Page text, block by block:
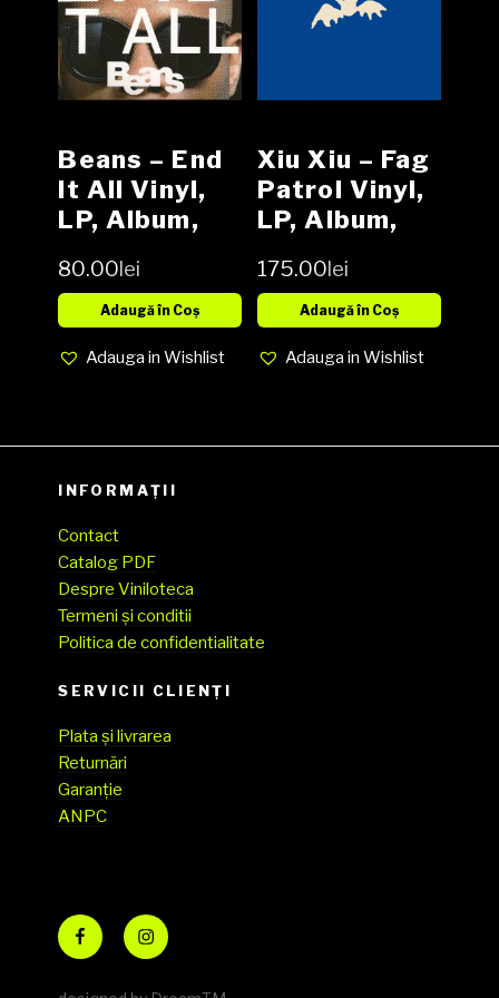
Beans – End
It All Vinyl,
LP, Album,
Edition
media NM
80.00lei
Adaugă în Coș
Adauga in Wishlist
Xiu Xiu – Fag
Patrol Vinyl,
LP, Album,
175.00lei
Adaugă în Coș
Adauga in Wishlist
INFORMAȚII
Contact
Catalog PDF
Despre Viniloteca
Termeni și conditii
Politica de confidentialitate
SERVICII CLIENŢI
Plata și livrarea
Returnări
Garanție
ANPC
FacebookInstagram